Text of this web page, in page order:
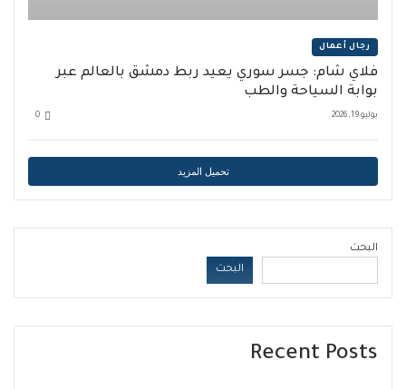
رجال أعمال
فلاي شام: جسر سوري يعيد ربط دمشق بالعالم عبر
بوابة السياحة والطب
يوليو 19, 2026 0
تحميل المزيد
البحث
البحث
Recent Posts